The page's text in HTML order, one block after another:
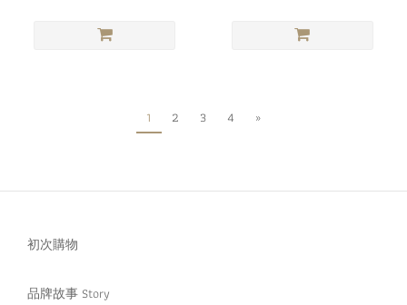
1 2 3 4 »
初次購物
品牌故事 Story